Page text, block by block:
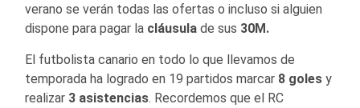
verano se verán todas las ofertas o incluso si alguien
dispone para pagar la cláusula de sus 30M.
El futbolista canario en todo lo que llevamos de
temporada ha logrado en 19 partidos marcar 8 goles y
realizar 3 asistencias. Recordemos que el RC